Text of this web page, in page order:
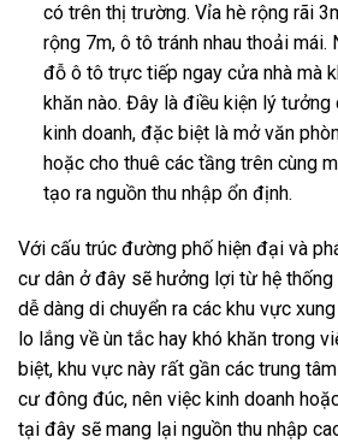
có trên thị trường. Vỉa hè rộng rãi
rộng 7m, ô tô tránh nhau thoải mái.
đỗ ô tô trực tiếp ngay cửa nhà mà
khăn nào. Đây là điều kiện lý
kinh doanh, đặc biệt là mở văn
hoặc cho thuê các tầng trên cùng
tạo ra nguồn thu nhập ổn định.
Với cấu trúc đường phố hiện đại và
cư dân ở đây sẽ hưởng lợi từ hệ thống
dễ dàng di chuyển ra các khu vực
lo lắng về ùn tắc hay khó khăn trong
biệt, khu vực này rất gần các trung
cư đông đúc, nên việc kinh doanh
tại đây sẽ mang lại nguồn thu nhập